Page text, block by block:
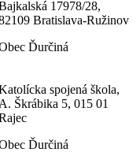
17978/28,
Bratislava-Ružinov
Ďurčiná
spojená škola,
A. Škrábika 5, 015 01
Ďurčiná